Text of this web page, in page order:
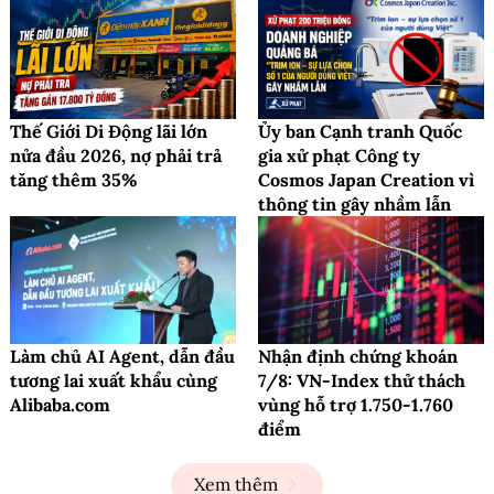
Thế Giới Di Động lãi lớn
nửa đầu 2026, nợ phải trả
tăng thêm 35%
Ủy ban Cạnh tranh Quốc
gia xử phạt Công ty
Cosmos Japan Creation vì
thông tin gây nhầm lẫn
Làm chủ AI Agent, dẫn đầu
tương lai xuất khẩu cùng
Alibaba.com
Nhận định chứng khoán
7/8: VN-Index thử thách
vùng hỗ trợ 1.750-1.760
điểm
Xem thêm